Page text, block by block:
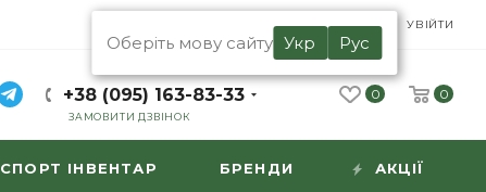
RU
Оберіть мову сайту Укр Рус
УВІЙТИ
+38 (095) 163-83-33
ЗАМОВИТИ ДЗВІНОК
0 0
СПОРТ ІНВЕНТАР БРЕНДИ АКЦІЇ